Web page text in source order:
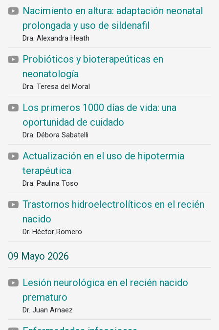
Nacimiento en altura: adaptación neonatal
prolongada y uso de sildenafil
Dra. Alexandra Heath
Probióticos y bioterapeúticas en
neonatología
Dra. Teresa del Moral
Los primeros 1000 días de vida: una
oportunidad de cuidado
Dra. Débora Sabatelli
Actualización en el uso de hipotermia
terapéutica
Dra. Paulina Toso
Trastornos hidroelectrolíticos en el recién
nacido
Dr. Héctor Romero
09 Mayo 2026
Lesión neurológica en el recién nacido
prematuro
Dr. Juan Arnaez